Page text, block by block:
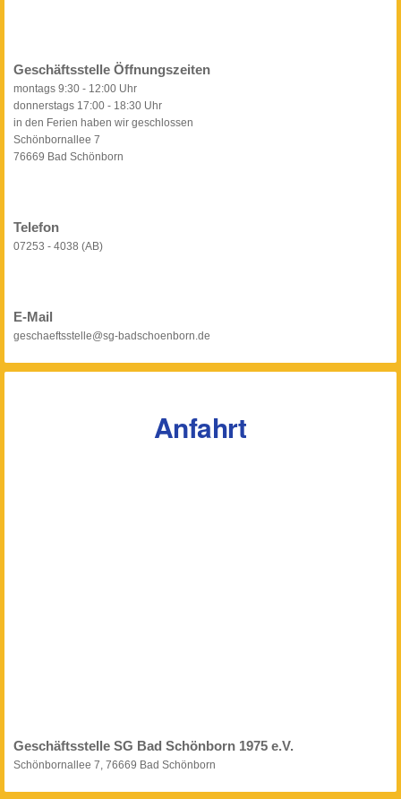
Geschäftsstelle Öffnungszeiten
montags 9:30 - 12:00 Uhr
donnerstags 17:00 - 18:30 Uhr
in den Ferien haben wir geschlossen
Schönbornallee 7
76669 Bad Schönborn
Telefon
07253 - 4038 (AB)
E-Mail
geschaeftsstelle@sg-badschoenborn.de
Anfahrt
Geschäftsstelle SG Bad Schönborn 1975 e.V.
Schönbornallee 7, 76669 Bad Schönborn